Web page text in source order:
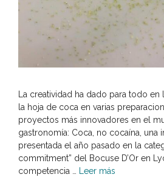
La creatividad ha dado para todo
la hoja de coca en varias
proyectos más innovadores en el
gastronomía: Coca, no cocaína, una
presentada el año pasado en la
commitment” del Bocuse D’Or en
competencia …
Leer más